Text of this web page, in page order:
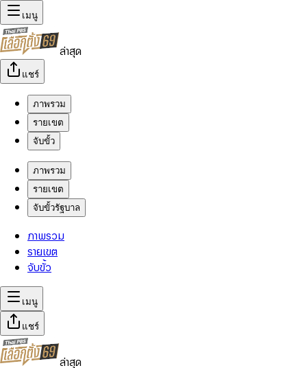
เมนู
ล่าสุด
แชร์
ภาพรวม
รายเขต
จับขั้ว
ภาพรวม
รายเขต
จับขั้วรัฐบาล
ภาพรวม
รายเขต
จับขั้ว
เมนู
แชร์
ล่าสุด